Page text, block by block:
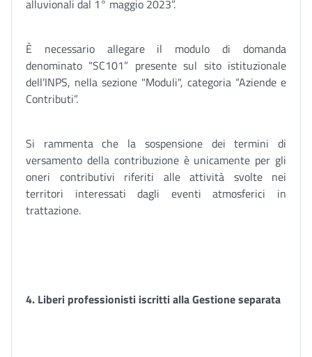
alluvionali dal 1° maggio 2023”.
È necessario allegare il modulo di domanda
denominato “SC101” presente sul sito istituzionale
dell’INPS, nella sezione "Moduli", categoria “Aziende e
Contributi”.
Si rammenta che la sospensione dei termini di
versamento della contribuzione è unicamente per gli
oneri contributivi riferiti alle attività svolte nei
territori interessati dagli eventi atmosferici in
trattazione.
4. Liberi professionisti iscritti alla Gestione separata